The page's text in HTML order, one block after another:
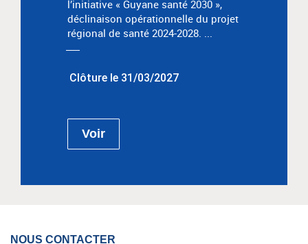
l’initiative « Guyane santé 2030 »,
déclinaison opérationnelle du projet
régional de santé 2024-2028. ...
Clôture le 31/03/2027
Voir
NOUS CONTACTER